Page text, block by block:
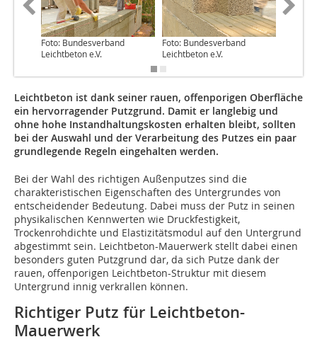
Foto: Bundesverband
Leichtbeton e.V.
Foto: Bundesverband
Leichtbeton e.V.
Leichtbeton ist dank seiner rauen, offenporigen Oberfläche
ein hervorragender Putzgrund. Damit er langlebig und
ohne hohe Instandhaltungskosten erhalten bleibt, sollten
bei der Auswahl und der Verarbeitung des Putzes ein paar
grundlegende Regeln eingehalten werden.
Bei der Wahl des richtigen Außenputzes sind die
charakteristischen Eigenschaften des Untergrundes von
entscheidender Bedeutung. Dabei muss der Putz in seinen
physikalischen Kennwerten wie Druckfestigkeit,
Trockenrohdichte und Elastizitätsmodul auf den Untergrund
abgestimmt sein. Leichtbeton-Mauerwerk stellt dabei einen
besonders guten Putzgrund dar, da sich Putze dank der
rauen, offenporigen Leichtbeton-Struktur mit diesem
Untergrund innig verkrallen können.
Richtiger Putz für Leichtbeton-
Mauerwerk